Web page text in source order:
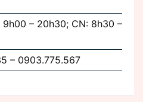
– 20h30; CN: 8h30 –
– 0903.775.567